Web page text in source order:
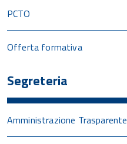
PCTO
Offerta formativa
Segreteria
Amministrazione Trasparente